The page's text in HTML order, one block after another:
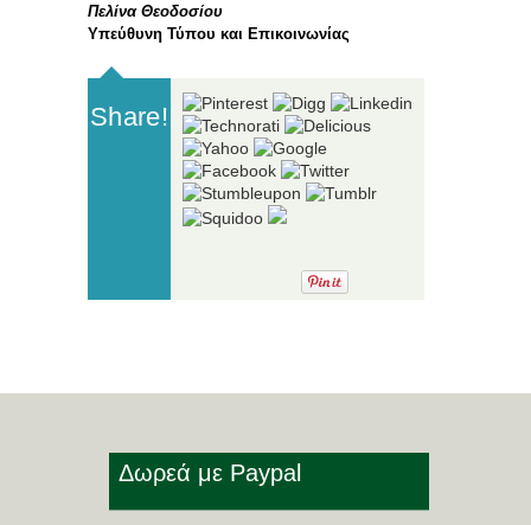
Πελίνα Θεοδοσίου
Υπεύθυνη Τύπου και Επικοινωνίας
Share!
Δωρεά με Paypal